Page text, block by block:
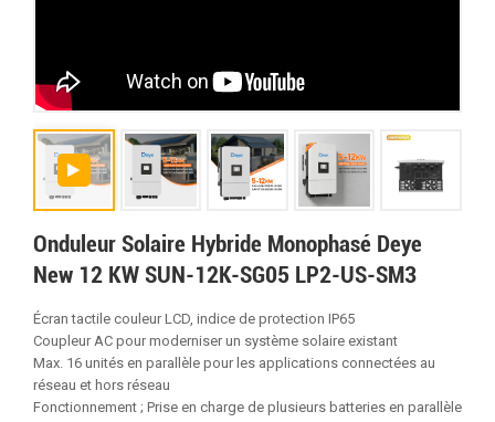
Onduleur Solaire Hybride Monophasé Deye
New 12 KW SUN-12K-SG05 LP2-US-SM3
Écran tactile couleur LCD, indice de protection IP65
Coupleur AC pour moderniser un système solaire existant
Max. 16 unités en parallèle pour les applications connectées au
réseau et hors réseau
Fonctionnement ; Prise en charge de plusieurs batteries en parallèle